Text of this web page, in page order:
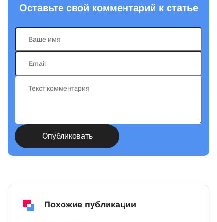
Оставьте свой комментарий к статье
Похожие публикации